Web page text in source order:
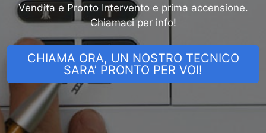
Vendita e Pronto Intervento e prima accensione.
Chiamaci per info!
CHIAMA ORA, UN NOSTRO TECNICO
SARA’ PRONTO PER VOI!